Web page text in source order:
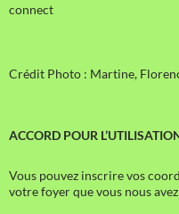
connect
Crédit Photo : Martine,
ACCORD POUR
Vous pouvez inscrire vos
votre foyer que vous nous